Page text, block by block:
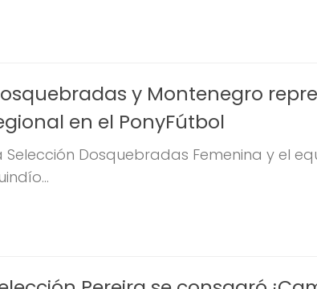
y Montenegro
en el PonyFútbol
Selección Dosquebradas Femenina y el